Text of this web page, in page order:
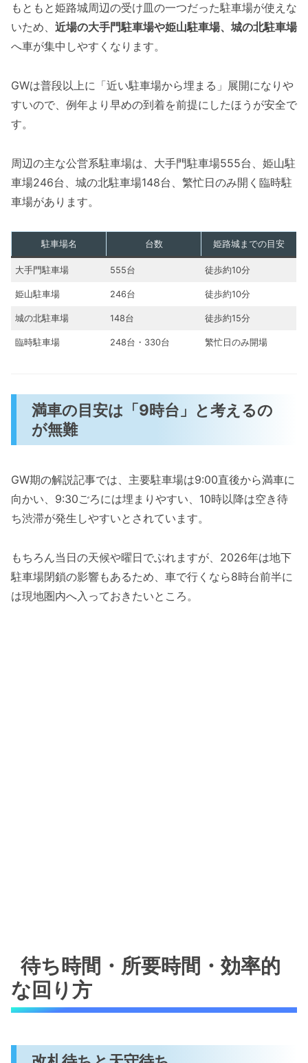
もともと姫路城周辺の受け皿の一つだった駐車場が使えな
いため、 近場の大手門駐車場や姫山駐車場、城の北駐車場
へ車が集中しやすくなります。
GWは普段以上に「近い駐車場から埋まる」展開になりや
すいので、例年より早めの到着を前提にしたほうが安全で
す。
周辺の主な公営系駐車場は、大手門駐車場555台、姫山駐
車場246台、城の北駐車場148台、繁忙日のみ開く臨時駐
車場があります。
駐車場名 台数 姫路城までの目安
大手門駐車場 555台 徒歩約10分
姫山駐車場 246台 徒歩約10分
城の北駐車場 148台 徒歩約15分
臨時駐車場 248台・330台 繁忙日のみ開場
満車の目安は「9時台」と考えるの
が無難
GW期の解説記事では、主要駐車場は9:00直後から満車に
向かい、9:30ごろには埋まりやすい、10時以降は空き待
ち渋滞が発生しやすいとされています。
もちろん当日の天候や曜日でぶれますが、2026年は地下
駐車場閉鎖の影響もあるため、車で行くなら8時台前半に
は現地圏内へ入っておきたいところ。
待ち時間・所要時間・効率的
な回り方